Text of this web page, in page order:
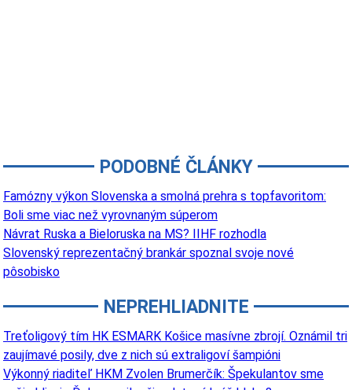
PODOBNÉ ČLÁNKY
Famózny výkon Slovenska a smolná prehra s topfavoritom:
Boli sme viac než vyrovnaným súperom
Návrat Ruska a Bieloruska na MS? IIHF rozhodla
Slovenský reprezentačný brankár spoznal svoje nové
pôsobisko
NEPREHLIADNITE
Treťoligový tím HK ESMARK Košice masívne zbrojí. Oznámil tri
zaujímavé posily, dve z nich sú extraligoví šampióni
Výkonný riaditeľ HKM Zvolen Brumerčík: Špekulantov sme